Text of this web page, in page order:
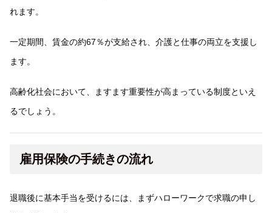
れます。
一定期間、賃金の約67％が支給され、介護と仕事の両立を支援し
ます。
高齢化社会において、ますます重要性が高まっている制度といえ
るでしょう。
雇用保険の手続きの流れ
退職後に基本手当を受けるには、まずハローワークで求職の申し